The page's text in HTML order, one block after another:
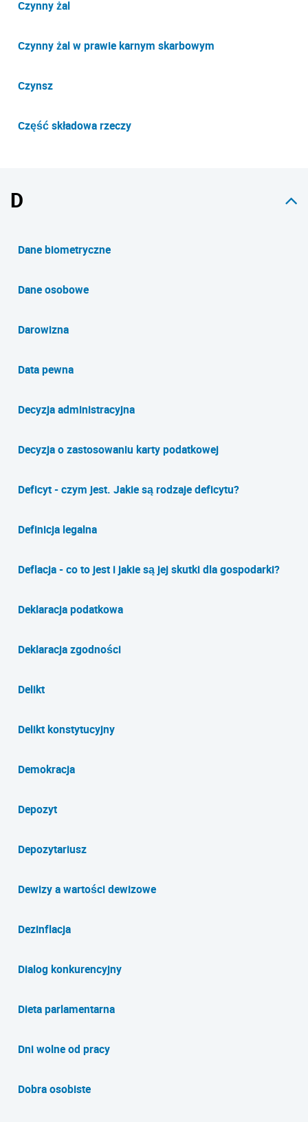
Czynny żal
Czynny żal w prawie karnym skarbowym
Czynsz
Część składowa rzeczy
D
Dane biometryczne
Dane osobowe
Darowizna
Data pewna
Decyzja administracyjna
Decyzja o zastosowaniu karty podatkowej
Deficyt - czym jest. Jakie są rodzaje deficytu?
Definicja legalna
Deflacja - co to jest i jakie są jej skutki dla gospodarki?
Deklaracja podatkowa
Deklaracja zgodności
Delikt
Delikt konstytucyjny
Demokracja
Depozyt
Depozytariusz
Dewizy a wartości dewizowe
Dezinflacja
Dialog konkurencyjny
Dieta parlamentarna
Dni wolne od pracy
Dobra osobiste